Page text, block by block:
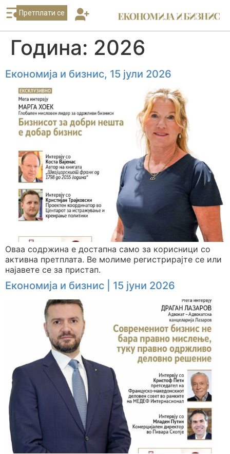
Претплати се
Година: 2026
Економија и бизнис, 15 јули 2026
Оваа содржина е достапна само за корисници со
активна претплата. Ве молиме регистрирајте се или
најавете се за пристап.
Економија и бизнис | 15 јуни 2026